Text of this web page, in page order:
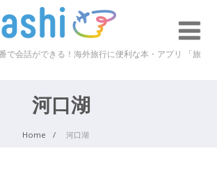
で会話ができる！海外旅行に便利な本・アプリ 「旅
河口湖
Home 河口湖